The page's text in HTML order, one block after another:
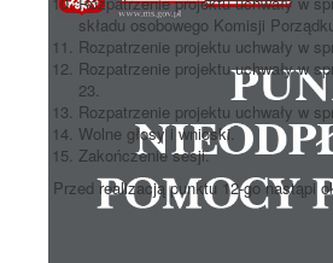
składu osobowego Komisji
Rozpatrzenie projektu uchwały w
Rozpatrzenie projektu uchwały w
23.
Rozpatrzenie projektu uchwały w
Wolne głosy i wnioski.
Zakończenie sesji.
Przed realizacją punktu 12-go nastąpi